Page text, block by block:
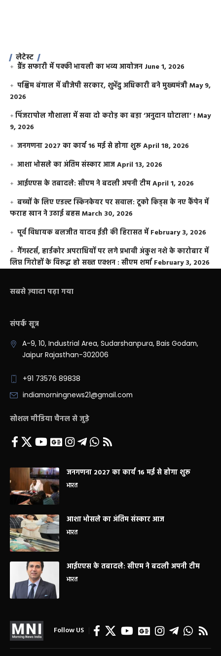
लेटेस्ट
ग्रैंड सफारी में पक्की भायली का भव्य आयोजन June 1, 2026
पश्चिम बंगाल में बीजेपी सरकार, शुभेंदु अधिकारी बने मुख्यमंत्रीMay 9,
2026
​पिंजरापोल गौशाला में सवा दो करोड़ का बड़ा ‘अनुदान घोटाला’ !May
9, 2026
जनगणना 2027 का कार्य 16 मई से होगा शुरूApril 18, 2026
आशा भोसले का अंतिम संस्कार आजApril 13, 2026
आईएएस के तबादले: सीएम ने बदली अपनी टीमApril 1, 2026
बच्चों के लिए एडल्ट स्किनकेयर पर सवाल: टूको किड्स के नए कैंपेन में
फराह खान ने उठाई बहसMarch 30, 2026
पूर्व विधायक बलजीत यादव ईडी की हिरासत में February 3, 2026
गैंगस्टर्स, हार्डकोर अपराधियों पर लगे प्रभावी अंकुश नशे के कारोबार में
लिप्त गिरोहों के विरूद्ध हो सख्त एक्शन : सीएम शर्मा February 3, 2026
सबसे ज़्यादा पढ़ा गया
संपर्क सूत्र
A-9, 10, Industrial Area, Sudarshanpura, Bais Godam,
Jaipur Rajasthan-302006
+91 73576 89838
indiamorningnews21@gmail.com
सोशल मीडिया चैनल से जुड़े
जनगणना 2027 का कार्य 16 मई से होगा शुरू
भारत
आशा भोसले का अंतिम संस्कार आज
भारत
आईएएस के तबादले: सीएम ने बदली अपनी टीम
भारत
Follow US